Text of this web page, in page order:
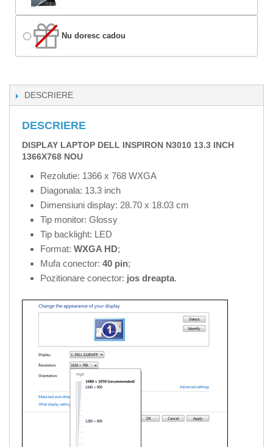
Nu doresc cadou
DESCRIERE
DESCRIERE
DISPLAY LAPTOP DELL INSPIRON N3010 13.3 INCH
1366X768 NOU
Rezolutie: 1366 x 768 WXGA
Diagonala: 13.3 inch
Dimensiuni display: 28.70 x 18.03 cm
Tip monitor: Glossy
Tip backlight: LED
Format: WXGA HD;
Mufa conector: 40 pin;
Pozitionare conector: jos dreapta.